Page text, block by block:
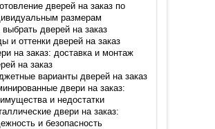
дверей на заказ по
размерам
выбрать дверей на заказ
и оттенки дверей на заказ
на заказ: доставка и монтаж
на заказ
варианты дверей на заказ
двери на заказ:
и недостатки
двери на заказ:
и безопасность